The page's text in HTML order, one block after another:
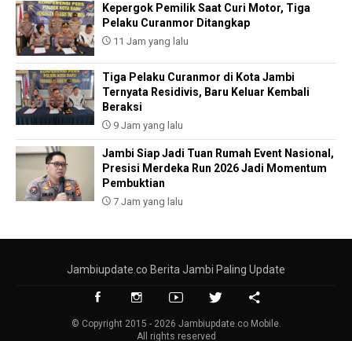
Kepergok Pemilik Saat Curi Motor, Tiga
Pelaku Curanmor Ditangkap
11 Jam yang lalu
Tiga Pelaku Curanmor di Kota Jambi
Ternyata Residivis, Baru Keluar Kembali
Beraksi
9 Jam yang lalu
Jambi Siap Jadi Tuan Rumah Event Nasional,
Presisi Merdeka Run 2026 Jadi Momentum
Pembuktian
7 Jam yang lalu
Jambiupdate.co Berita Jambi Paling Update
© Copyright 2015 - 2026 Jambiupdate.co Mobile.
All rights reserved